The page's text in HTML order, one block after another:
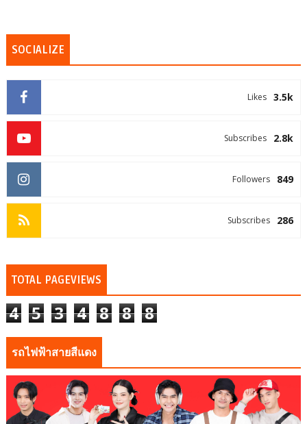
SOCIALIZE
3.5k
Likes
2.8k
Subscribes
849
Followers
286
Subscribes
TOTAL PAGEVIEWS
4 5 3 4 8 8 8
รถไฟฟ้าสายสีแดง